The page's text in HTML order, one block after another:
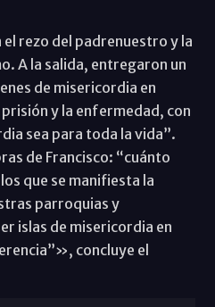
rezo del padrenuestro y la
A la salida, entregaron un
de misericordia en
y la enfermedad, con
sea para toda la vida”.
de Francisco: “cuánto
que se manifiesta la
parroquias y
islas de misericordia en
concluye el